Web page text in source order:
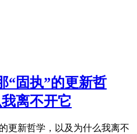
“固执”的更新哲
离不开它
更新哲学，以及为什么我离不